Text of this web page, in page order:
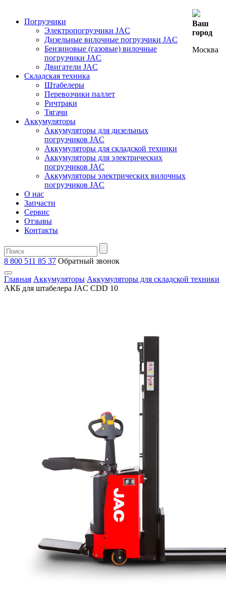
Погрузчики
Электропогрузчики JAC
Дизельные вилочные погрузчики JAC
Бензиновые (газовые) вилочные
погрузчики JAC
Двигатели JAC
Складская техника
Штабелеры
Перевозчики паллет
Ричтраки
Тягачи
Аккумуляторы
Аккумуляторы для дизельных
погрузчиков JAC
Аккумуляторы для складской техники
Аккумуляторы для электрических
погрузчиков JAC
Аккумуляторы электрических вилочных
погрузчиков JAC
О нас
Запчасти
Сервис
Отзывы
Контакты
Ваш
город
Москва
8 800 511 85 37 Oбратный звонок
Главная Аккумуляторы Аккумуляторы для складской техники
АКБ для штабелера JAC CDD 10